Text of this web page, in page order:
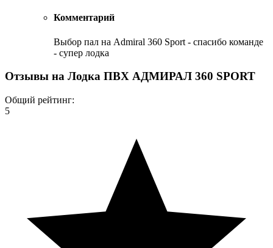
Комментарий
Выбор пал на Admiral 360 Sport - спасибо команде
- супер лодка
Отзывы на Лодка ПВХ АДМИРАЛ 360 SPORT
Общий рейтинг:
5